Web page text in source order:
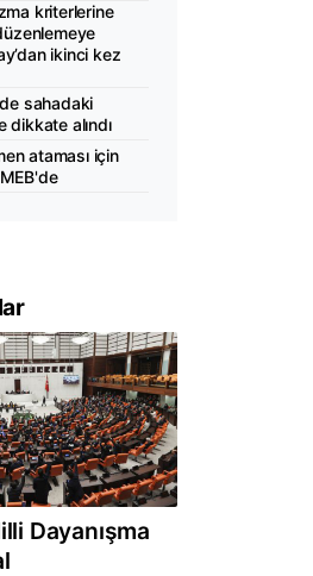
kriterlerine
ikinci kez
sahadaki
dikkate alındı
ataması için
Dayanışma